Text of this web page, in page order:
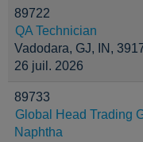
89722
QA Technician
Vadodara, GJ, IN,
26 juil. 2026
89733
Global Head Trading
Naphtha